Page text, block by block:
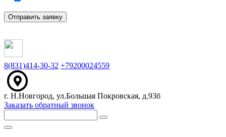
Отправить заявку
8(831)414-30-32 +79200024559
г. Н.Новгород, ул.Большая Покровская, д.93б
Заказать обратный звонок
Меню